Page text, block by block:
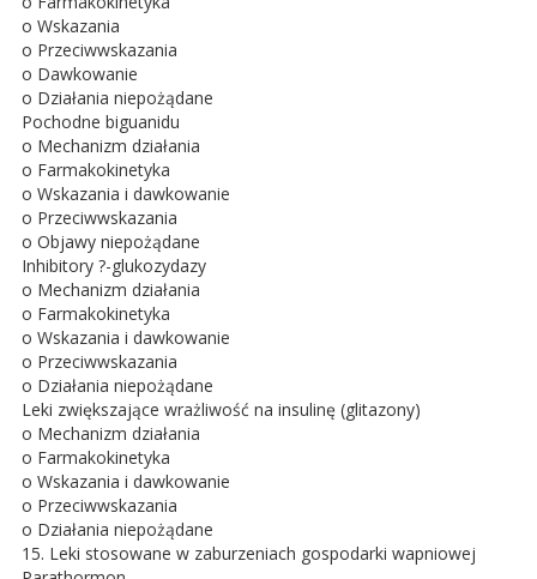
o Wskazania
o Przeciwwskazania
o Dawkowanie
o Działania niepożądane
Pochodne biguanidu
o Mechanizm działania
o Farmakokinetyka
o Wskazania i dawkowanie
o Przeciwwskazania
o Objawy niepożądane
Inhibitory ?-glukozydazy
o Mechanizm działania
o Farmakokinetyka
o Wskazania i dawkowanie
o Przeciwwskazania
o Działania niepożądane
Leki zwiększające wrażliwość na insulinę (glitazony)
o Mechanizm działania
o Farmakokinetyka
o Wskazania i dawkowanie
o Przeciwwskazania
o Działania niepożądane
15. Leki stosowane w zaburzeniach gospodarki wapniowej